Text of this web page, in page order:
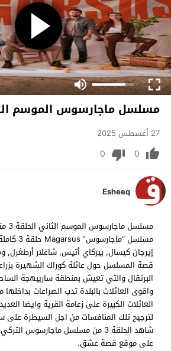
مسلسل ماجارسوس الموسم
27 أغسطس 2025
0
0
Esheeq
إيرجان كيسال, بيركاي أتيس, شاغلار أرطغرل,
قصة المسلسل حول عائلة كوراك الشهيرة
البرتقال والتي تعيش بمنطقة ساريبهجة
واقوى العائلات بالبلدة تدب الصراعات
العائلات الكبيرة على زعامة القرية وايضا
لترجيح تلك المنافسات من اجل السيطرة على
شاهد الحلقة 3 من مسلسل ماجارسوس
على موقع قصة عشق.